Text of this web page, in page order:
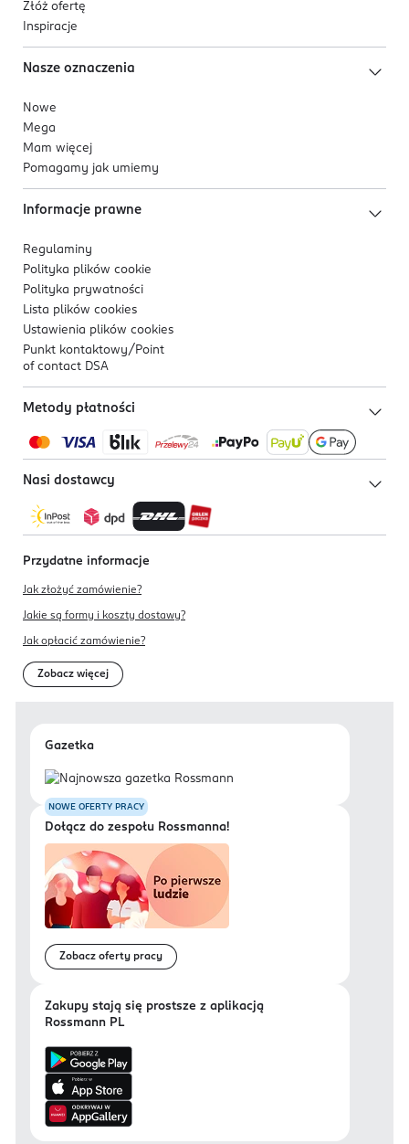
Złóż ofertę
Inspiracje
Nasze oznaczenia
Nowe
Mega
Mam więcej
Pomagamy jak umiemy
Informacje prawne
Regulaminy
Polityka plików cookie
Polityka prywatności
Lista plików cookies
Ustawienia plików cookies
Punkt kontaktowy/ Point
of contact DSA
Metody płatności
Nasi dostawcy
Przydatne informacje
Jak złożyć zamówienie?
Jakie są formy i koszty dostawy?
Jak opłacić zamówienie?
Zobacz więcej
Gazetka
NOWE OFERTY PRACY
Dołącz do zespołu Rossmanna!
Zobacz oferty pracy
Zakupy stają się prostsze z aplikacją
Rossmann PL